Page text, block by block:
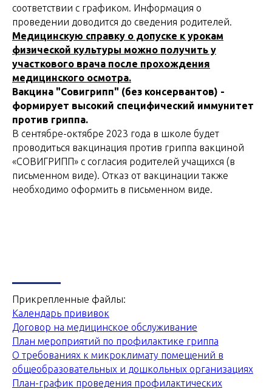
соответствии с графиком. Информация о
проведении доводится до сведения родителей.
Медицинскую справку о допуске к урокам
физической культуры можно получить у
участкового врача после прохождения
медицинского осмотра.
Вакцина "Совигрипп" (без консервантов) -
формирует высокий специфический иммунитет
против гриппа.
В сентябре-октябре 2023 года в школе будет
проводиться вакцинация против гриппа вакциной
«СОВИГРИПП» с согласия родителей учащихся (в
письменном виде). Отказ от вакцинации также
необходимо оформить в письменном виде.
Прикрепленные файлы:
Календарь прививок
Договор на медицинское обслуживание
План мероприятий по профилактике гриппа
О требованиях к микроклимату помещений в
общеобразовательных и дошкольных организациях
План-график проведения профилактических